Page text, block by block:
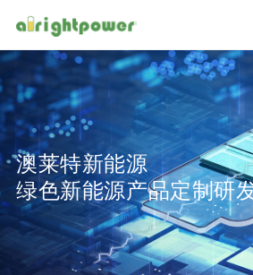
澳莱特新能源
绿色新能源产品定制研